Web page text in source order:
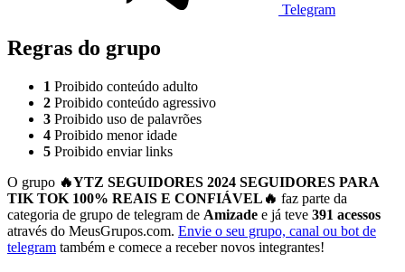
Telegram
Regras do grupo
1 Proibido conteúdo adulto
2 Proibido conteúdo agressivo
3 Proibido uso de palavrões
4 Proibido menor idade
5 Proibido enviar links
O grupo 🔥YTZ SEGUIDORES 2024 SEGUIDORES PARA
TIK TOK 100% REAIS E CONFIÁVEL🔥 faz parte da
categoria de grupo de telegram de Amizade e já teve 391 acessos
através do MeusGrupos.com. Envie o seu grupo, canal ou bot de
telegram também e comece a receber novos integrantes!